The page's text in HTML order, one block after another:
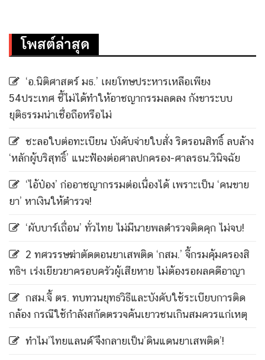
โพสต์ล่าสุด
‘อ.นิติศาสตร์ มธ.’ เผยโทษประหารเหลือเพียง
54ประเทศ ชี้ไม่ได้ทำให้อาชญากรรมลดลง กังขาระบบ
ยุติธรรมน่าเชื่อถือหรือไม่
ชะลอใบต่อทะเบียน บังคับจ่ายใบสั่ง ริดรอนสิทธิ์ ลบล้าง
‘หลักผู้บริสุทธิ์’ แนะฟ้องต่อศาลปกครอง-ศาลรธน.วินิจฉัย
‘ไอ้ป๋อง’ ก่ออาชญากรรมต่อเนื่องได้ เพราะเป็น ‘คนขาย
ยา’ หาเงินให้ตำรวจ!
‘ผับบาร์เถื่อน’ ทั่วไทย ไม่มีนายพลตำรวจติดคุก ไม่จบ!
2 ทศวรรษฆ่าตัดตอนยาเสพติด ‘กสม.’ จี้กรมคุ้มครองสิ
ทธิฯ เร่งเยียวยาครอบครัวผู้เสียหาย ไม่ต้องรอผลคดีอาญา
กสม.จี้ ตร. ทบทวนยุทธวิธีและบังคับใช้ระเบียบการติด
กล้อง กรณีใช้กำลังสกัดตรวจค้นเยาวชนเกินสมควรแก่เหตุ
ทำไม’ไทยแลนด์’จึงกลายเป็น’ดินแดนยาเสพติด’!